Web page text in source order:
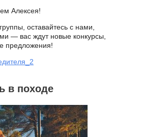
Алексея!
оставайтесь с нами,
— вас ждут новые конкурсы,
предложения!
в походе